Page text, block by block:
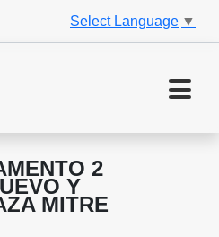
Select Language ▼
2
Y
MITRE